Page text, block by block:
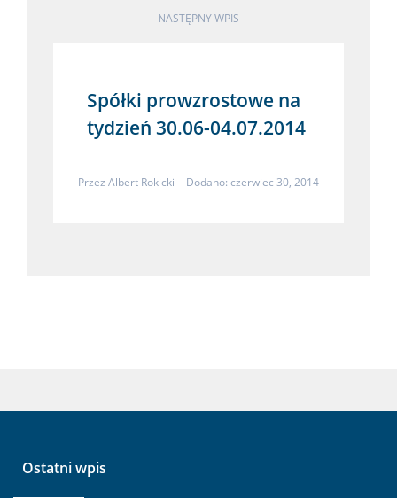
NASTĘPNY WPIS
Spółki prowzrostowe na
tydzień 30.06-04.07.2014
Przez Albert Rokicki Dodano: czerwiec 30, 2014
Ostatni wpis